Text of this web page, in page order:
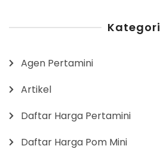
Kategori
Agen Pertamini
Artikel
Daftar Harga Pertamini
Daftar Harga Pom Mini